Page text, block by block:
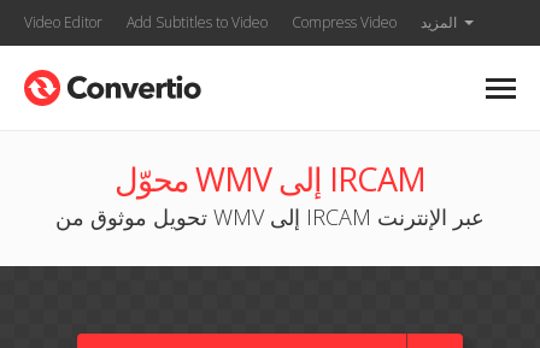
Video Editor Add Subtitles to Video Compress Video المزيد
محوّل WMV إلى IRCAM
تحويل موثوق من WMV إلى IRCAM عبر الإنترنت